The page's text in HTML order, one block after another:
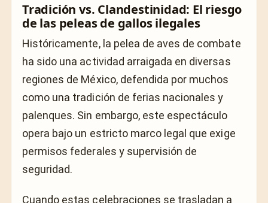
Tradición vs. Clandestinidad: El riesgo
de las peleas de gallos ilegales
Históricamente, la pelea de aves de combate
ha sido una actividad arraigada en diversas
regiones de México, defendida por muchos
como una tradición de ferias nacionales y
palenques. Sin embargo, este espectáculo
opera bajo un estricto marco legal que exige
permisos federales y supervisión de
seguridad.
Cuando estas celebraciones se trasladan a